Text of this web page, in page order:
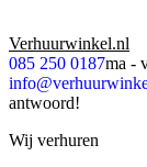
Verhuurwinkel.nl
085 250 0187ma -
antwoord!
Wij verhuren